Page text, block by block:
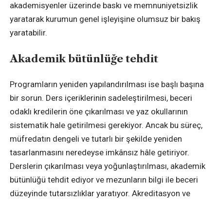
akademisyenler üzerinde baskı ve memnuniyetsizlik
yaratarak kurumun genel işleyişine olumsuz bir bakış
yaratabilir.
Akademik bütünlüğe tehdit
Programların yeniden yapılandırılması ise başlı başına
bir sorun. Ders içeriklerinin sadeleştirilmesi, beceri
odaklı kredilerin öne çıkarılması ve yaz okullarının
sistematik hale getirilmesi gerekiyor. Ancak bu süreç,
müfredatın dengeli ve tutarlı bir şekilde yeniden
tasarlanmasını neredeyse imkânsız hâle getiriyor.
Derslerin çıkarılması veya yoğunlaştırılması, akademik
bütünlüğü tehdit ediyor ve mezunların bilgi ile beceri
düzeyinde tutarsızlıklar yaratıyor. Akreditasyon ve